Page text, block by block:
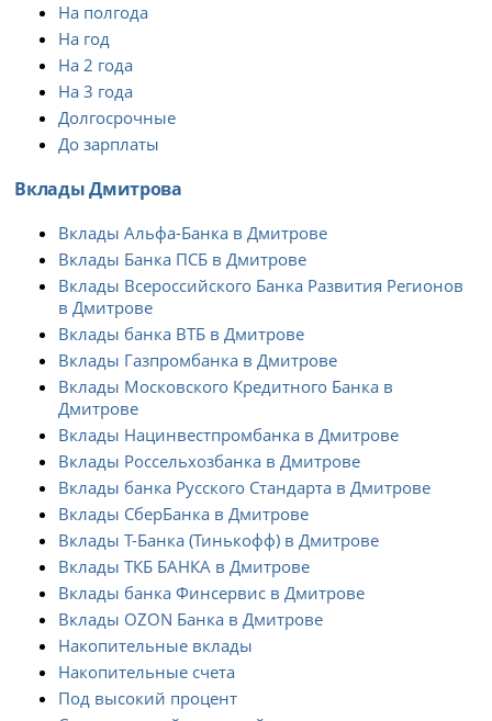
На полгода
На год
На 2 года
На 3 года
Долгосрочные
До зарплаты
Вклады Дмитрова
Вклады Альфа-Банка в Дмитрове
Вклады Банка ПСБ в Дмитрове
Вклады Всероссийского Банка Развития Регионов
в Дмитрове
Вклады банка ВТБ в Дмитрове
Вклады Газпромбанка в Дмитрове
Вклады Московского Кредитного Банка в
Дмитрове
Вклады Нацинвестпромбанка в Дмитрове
Вклады Россельхозбанка в Дмитрове
Вклады банка Русского Стандарта в Дмитрове
Вклады СберБанка в Дмитрове
Вклады Т-Банка (Тинькофф) в Дмитрове
Вклады ТКБ БАНКА в Дмитрове
Вклады банка Финсервис в Дмитрове
Вклады OZON Банка в Дмитрове
Накопительные вклады
Накопительные счета
Под высокий процент